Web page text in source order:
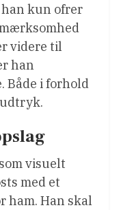
han kun ofrer
videre til
han
Både i forhold
visuelt
med et
ham. Han skal